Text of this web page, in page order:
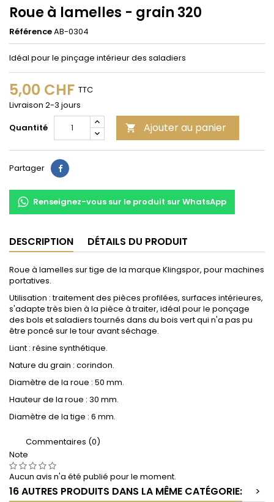
Roue à lamelles - grain 320
RéférenceAB-0304
Idéal pour le pinçage intérieur des saladiers
5,00 CHF TTC
Livraison 2-3 jours
Quantité
 Ajouter au panier
Partager Partager
Renseignez-vous sur le produit sur WhatsApp
DESCRIPTION DÉTAILS DU PRODUIT
Roue à lamelles sur tige de la marque Klingspor, pour machines
portatives.
Utilisation : traitement des pièces profilées, surfaces intérieures,
s'adapte très bien à la pièce à traiter, idéal pour le ponçage
des bols et saladiers tournés dans du bois vert qui n'a pas pu
être poncé sur le tour avant séchage.
Liant : résine synthétique.
Nature du grain : corindon.
Diamètre de la roue : 50 mm.
Hauteur de la roue : 30 mm.
Diamètre de la tige : 6 mm.
Commentaires (0)
Note
Aucun avis n'a été publié pour le moment.
16 AUTRES PRODUITS DANS LA MÊME CATÉGORIE:
>